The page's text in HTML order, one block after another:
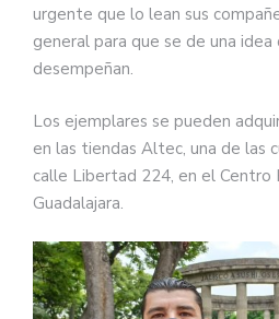
urgente que lo lean sus
general para que se de una
desempeñan.
Los ejemplares se pueden
en las tiendas Altec, una de las
calle Libertad 224, en el Centro
Guadalajara.